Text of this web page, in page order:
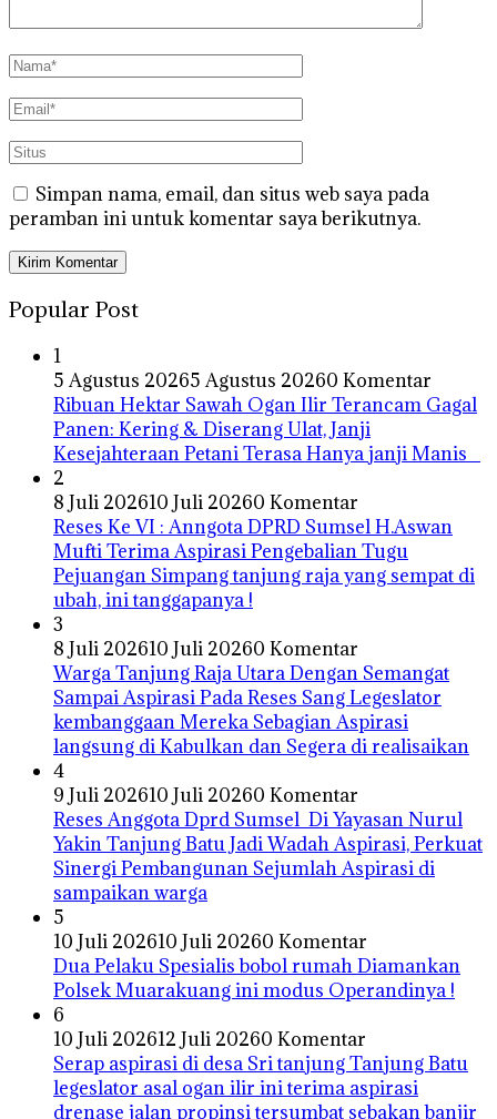
Simpan nama, email, dan situs web saya pada
peramban ini untuk komentar saya berikutnya.
Popular Post
1
5 Agustus 20265 Agustus 20260 Komentar
Ribuan Hektar Sawah Ogan Ilir Terancam Gagal
Panen: Kering & Diserang Ulat, Janji
Kesejahteraan Petani Terasa Hanya janji Manis
2
8 Juli 202610 Juli 20260 Komentar
Reses Ke VI : Anngota DPRD Sumsel H.Aswan
Mufti Terima Aspirasi Pengebalian Tugu
Pejuangan Simpang tanjung raja yang sempat di
ubah, ini tanggapanya !
3
8 Juli 202610 Juli 20260 Komentar
Warga Tanjung Raja Utara Dengan Semangat
Sampai Aspirasi Pada Reses Sang Legeslator
kembanggaan Mereka Sebagian Aspirasi
langsung di Kabulkan dan Segera di realisaikan
4
9 Juli 202610 Juli 20260 Komentar
Reses Anggota Dprd Sumsel Di Yayasan Nurul
Yakin Tanjung Batu Jadi Wadah Aspirasi, Perkuat
Sinergi Pembangunan Sejumlah Aspirasi di
sampaikan warga
5
10 Juli 202610 Juli 20260 Komentar
Dua Pelaku Spesialis bobol rumah Diamankan
Polsek Muarakuang ini modus Operandinya !
6
10 Juli 202612 Juli 20260 Komentar
Serap aspirasi di desa Sri tanjung Tanjung Batu
legeslator asal ogan ilir ini terima aspirasi
drenase jalan propinsi tersumbat sebakan banjir